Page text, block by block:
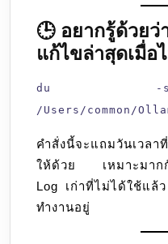
🕒 อยากรู้ด้วย
แก้ไขล่าสุดเมื่อ
du -
/Users/common/
คำสั่งนี้จะแถมวันเวลา
ให้ด้วย เหมาะมากกั
Log เก่าที่ไม่ได้ใช้แล้
ทำงานอยู่